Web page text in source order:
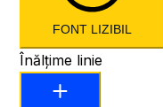
FONT LIZIBIL
Înălțime linie